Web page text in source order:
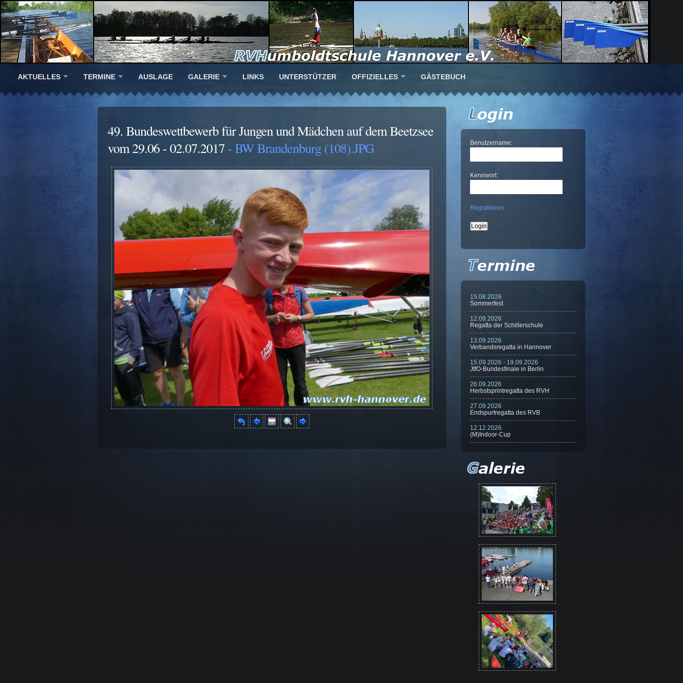
AKTUELLES TERMINE AUSLAGE GALERIE LINKS UNTERSTÜTZER OFFIZIELLES GÄSTEBUCH
49. Bundeswettbewerb für Jungen und Mädchen auf dem Beetzsee
vom 29.06 - 02.07.2017 - BW Brandenburg (108).JPG Benutzername:
Kennwort:
Registrieren
15.08.2026
Sommerfest
12.09.2026
Regatta der Schillerschule
13.09.2026
Verbandsregatta in Hannover
15.09.2026 - 19.09.2026
JtfO-Bundesfinale in Berlin
26.09.2026
Herbstsprintregatta des RVH
27.09.2026
Endspurtregatta des RVB
12.12.2026
(M)Indoor-Cup